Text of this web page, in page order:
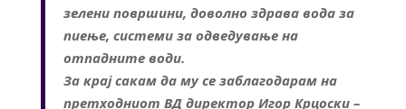
зелени површини, доволно здрава вода за
пиење, системи за одведување на
отпадните води.
За крај сакам да му се заблагодарам на
претходниот ВД директор Игор Крцоски –